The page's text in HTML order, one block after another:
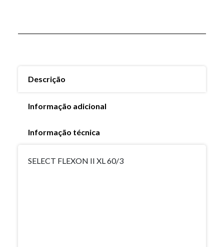
Descrição
Informação adicional
Informação técnica
SELECT FLEXON II XL 60/3